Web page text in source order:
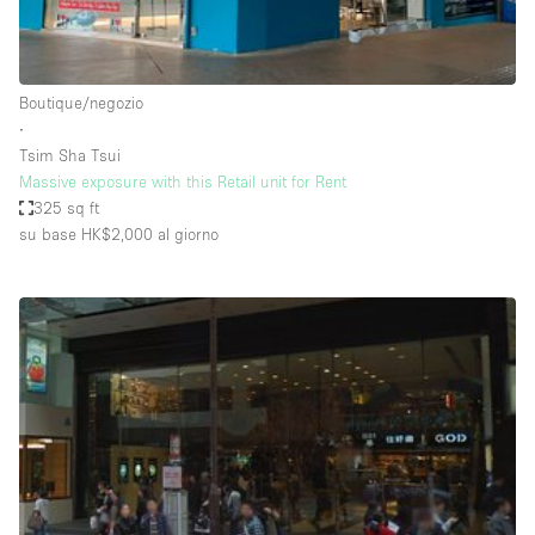
Elettricità
Esposizione di Automobili
Illuminazione
Impianto audiovisivo
Industriale
Licenza per Liquori
Livello strada
Luce Diurna
Magazzino
Parcheggio privato
Boutique/negozio
∙
Tsim Sha Tsui
Massive exposure with this Retail unit for Rent
325 sq ft
su base HK$2,000 al giorno